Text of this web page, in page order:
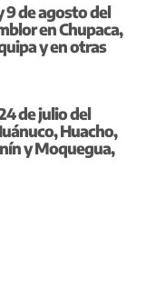
9 de agosto del
en Chupaca,
y en otras
de julio del
Huacho,
y Moquegua,